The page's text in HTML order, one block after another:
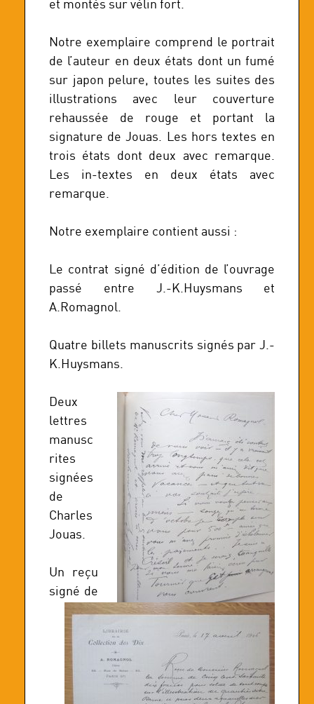
et montés sur vélin fort.
Notre exemplaire comprend le portrait
de l’auteur en deux états dont un fumé
sur japon pelure, toutes les suites des
illustrations avec leur couverture
rehaussée de rouge et portant la
signature de Jouas. Les hors textes en
trois états dont deux avec remarque.
Les in-textes en deux états avec
remarque.
Notre exemplaire contient aussi :
Le contrat signé d’édition de l’ouvrage
passé entre J.-K.Huysmans et
A.Romagnol.
Quatre billets manuscrits signés par J.-
K.Huysmans.
Deux
lettres
manusc
rites
signées
de
Charles
Jouas.
Un reçu
signé de